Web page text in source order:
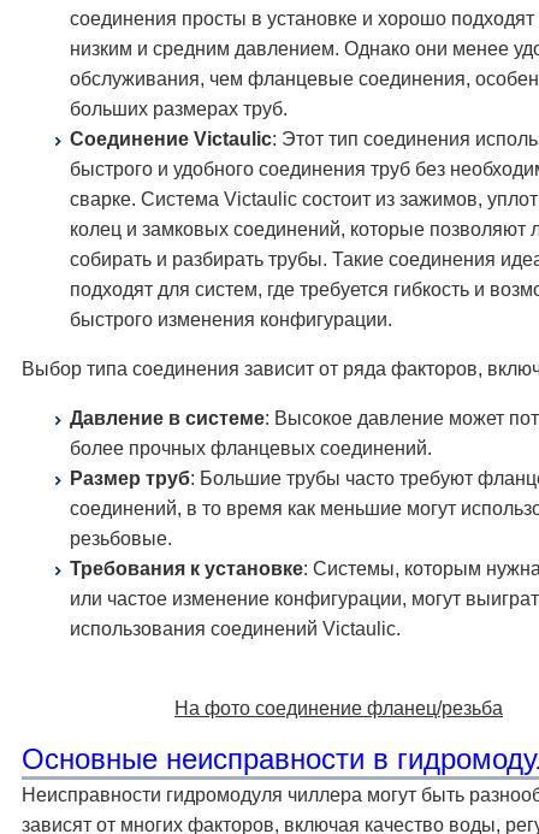
соединения просты в установке и хорошо подходят
низким и средним давлением. Однако они менее
обслуживания, чем фланцевые соединения,
больших размерах труб.
Соединение Victaulic: Этот тип соединения
быстрого и удобного соединения труб без
сварке. Система Victaulic состоит из зажимов,
колец и замковых соединений, которые позволяют
собирать и разбирать трубы. Такие соединения
подходят для систем, где требуется гибкость и
быстрого изменения конфигурации.
Выбор типа соединения зависит от ряда факторов,
Давление в системе: Высокое давление может
более прочных фланцевых соединений.
Размер труб: Большие трубы часто требуют
соединений, в то время как меньшие могут
резьбовые.
Требования к установке: Системы, которым нужна
или частое изменение конфигурации, могут
использования соединений Victaulic.
На фото соединение фланец/резьба
Основные неисправности в
Неисправности гидромодуля чиллера могут быть
зависят от многих факторов, включая качество воды,